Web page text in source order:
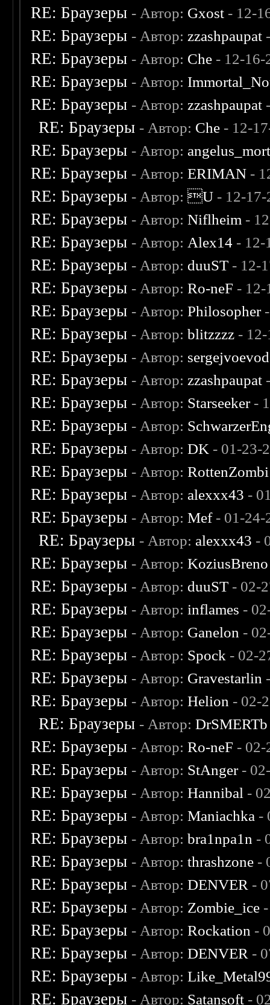
RE: Браузеры - Автор: Gxost - 12-
RE: Браузеры - Автор: zzashpaupat
RE: Браузеры - Автор: Che - 12-16-
RE: Браузеры - Автор:
RE: Браузеры - Автор: zzashpaupat
RE: Браузеры - Автор: Che - 12-
RE: Браузеры - Автор:
RE: Браузеры - Автор:ERIMAN -
RE: Браузеры - Автор:U - 12-
RE: Браузеры - Автор:Niflheim -
RE: Браузеры - Автор: Alex14 - 12-
RE: Браузеры - Автор: duuST - 12-
RE: Браузеры - Автор:Ro-neF - 12-
RE: Браузеры - Автор:Philosopher-
RE: Браузеры - Автор:blitzzzz -
RE: Браузеры - Автор:
RE: Браузеры - Автор: zzashpaupat
RE: Браузеры - Автор: Starseeker-
RE: Браузеры - Автор:
RE: Браузеры - Автор:DK - 01-23-
RE: Браузеры - Автор:RottenZombi
RE: Браузеры - Автор: alexxx43 -
RE: Браузеры - Автор:Mef- 01-24-
RE: Браузеры - Автор: alexxx43 -
RE: Браузеры - Автор:KoziusBreno
RE: Браузеры - Автор: duuST - 02-
RE: Браузеры - Автор: inflames -
RE: Браузеры - Автор: Ganelon -
RE: Браузеры - Автор: Spock - 02-
RE: Браузеры - Автор: Gravestarlin
RE: Браузеры - Автор:Helion - 02-
RE: Браузеры - Автор:DrSMERTb
RE: Браузеры - Автор:Ro-neF - 02-
RE: Браузеры - Автор: StAnger-
RE: Браузеры - Автор:Hannibal -
RE: Браузеры - Автор:Maniachka -
RE: Браузеры - Автор:bra1npa1n -
RE: Браузеры - Автор:thrashzone -
RE: Браузеры - Автор:DENVER -
RE: Браузеры - Автор: Zombie_ice
RE: Браузеры - Автор:Rockation -
RE: Браузеры - Автор:DENVER -
RE: Браузеры - Автор:
RE: Браузеры - Автор: Satansoft -